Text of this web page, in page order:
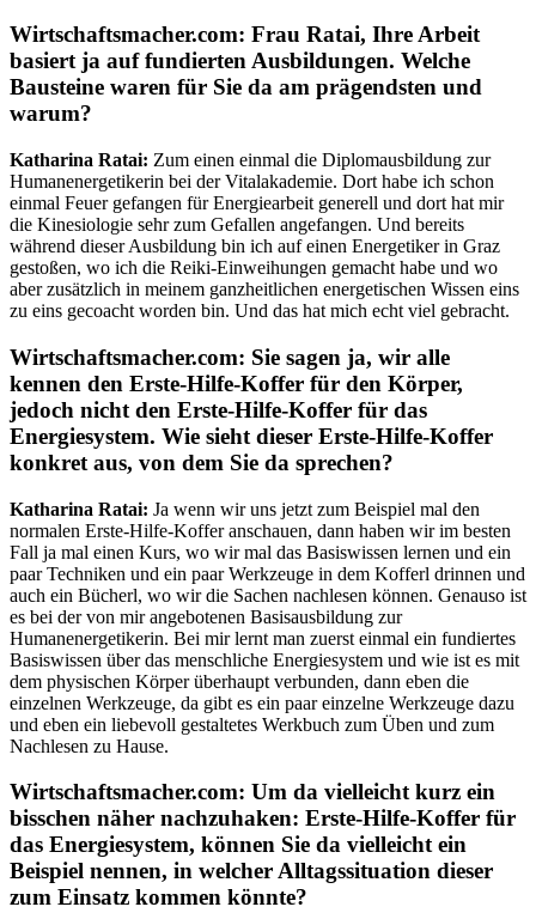
Wirtschaftsmacher.com: Frau Ratai, Ihre Arbeit
basiert ja auf fundierten Ausbildungen. Welche
Bausteine waren für Sie da am prägendsten und
warum?
Katharina Ratai: Zum einen einmal die Diplomausbildung zur
Humanenergetikerin bei der Vitalakademie. Dort habe ich schon
einmal Feuer gefangen für Energiearbeit generell und dort hat mir
die Kinesiologie sehr zum Gefallen angefangen. Und bereits
während dieser Ausbildung bin ich auf einen Energetiker in Graz
gestoßen, wo ich die Reiki-Einweihungen gemacht habe und wo
aber zusätzlich in meinem ganzheitlichen energetischen Wissen eins
zu eins gecoacht worden bin. Und das hat mich echt viel gebracht.
Wirtschaftsmacher.com: Sie sagen ja, wir alle
kennen den Erste-Hilfe-Koffer für den Körper,
jedoch nicht den Erste-Hilfe-Koffer für das
Energiesystem. Wie sieht dieser Erste-Hilfe-Koffer
konkret aus, von dem Sie da sprechen?
Katharina Ratai: Ja wenn wir uns jetzt zum Beispiel mal den
normalen Erste-Hilfe-Koffer anschauen, dann haben wir im besten
Fall ja mal einen Kurs, wo wir mal das Basiswissen lernen und ein
paar Techniken und ein paar Werkzeuge in dem Kofferl drinnen und
auch ein Bücherl, wo wir die Sachen nachlesen können. Genauso ist
es bei der von mir angebotenen Basisausbildung zur
Humanenergetikerin. Bei mir lernt man zuerst einmal ein fundiertes
Basiswissen über das menschliche Energiesystem und wie ist es mit
dem physischen Körper überhaupt verbunden, dann eben die
einzelnen Werkzeuge, da gibt es ein paar einzelne Werkzeuge dazu
und eben ein liebevoll gestaltetes Werkbuch zum Üben und zum
Nachlesen zu Hause.
Wirtschaftsmacher.com: Um da vielleicht kurz ein
bisschen näher nachzuhaken: Erste-Hilfe-Koffer für
das Energiesystem, können Sie da vielleicht ein
Beispiel nennen, in welcher Alltagssituation dieser
zum Einsatz kommen könnte?